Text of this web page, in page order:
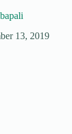
13, 2019